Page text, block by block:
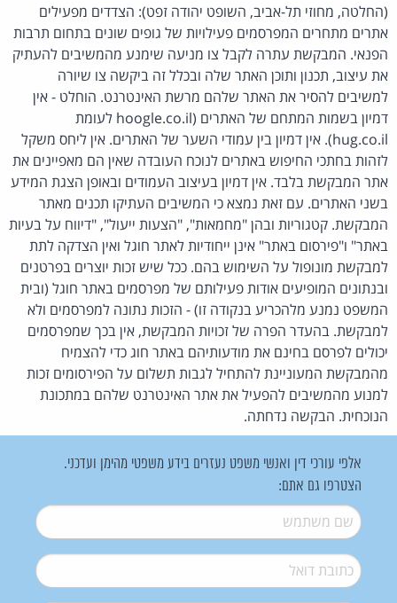
(החלטה, מחוזי תל-אביב, השופט יהודה זפט): הצדדים מפעילים
אתרים מתחרים המפרסמים פעילויות של גופים שונים בתחום תרבות
הפנאי. המבקשת עתרה לקבל צו מניעה שימנע מהמשיבים להעתיק
את עיצוב, תכנון ותוכן האתר שלה ובכלל זה ביקשה צו שיורה
למשיבים להסיר את האתר שלהם מרשת האינטרנט. הוחלט - אין
דמיון בשמות המתחם של האתרים (hoogle.co.il לעומת
hug.co.il). אין דמיון בין עמודי השער של האתרים. אין ליחס משקל
לזהות בחתכי החיפוש באתרים לנוכח העובדה שאין הם מאפיינים את
אתר המבקשת בלבד. אין דמיון בעיצוב העמודים ובאופן הצגת המידע
בשני האתרים. עם זאת נמצא כי המשיבים העתיקו תכנים מאתר
המבקשת. קטגוריות ובהן "מחמאות", "הצעות ייעול", "דיווח על בעיות
באתר" ו"פירסום באתר" אינן ייחודיות לאתר חוגל ואין הצדקה לתת
למבקשת מונופול על השימוש בהם. ככל שיש זכות יוצרים בפרטנים
ובנתונים המופיעים אודות פעילותם של מפרסמים באתר חוגל (ובית
המשפט נמנע מלהכריע בנקודה זו) - הזכות נתונה למפרסמים ולא
למבקשת. בהעדר הפרה של זכויות המבקשת, אין בכך שמפרסמים
יכולים לפרסם בחינם את מודעותיהם באתר חוג כדי להצמיח
מהמבקשת המעוניינת להתחיל לגבות תשלום על הפירסומים זכות
למנוע מהמשיבים להפעיל את אתר האינטרנט שלהם במתכונת
הנוכחית. הבקשה נדחתה.
אלפי עורכי דין ואנשי משפט נעזרים בידע משפטי מהימן ועדכני.
הצטרפו גם אתם:
שם משתמש*
דואל*